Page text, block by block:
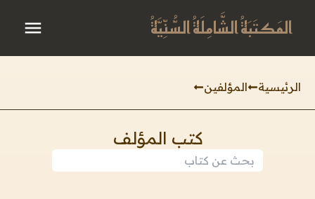
المَكتَبَةُ الشَّامِلَةُ السُّنِّيَّةُ
الرئيسية المؤلفين
كتب المؤلف